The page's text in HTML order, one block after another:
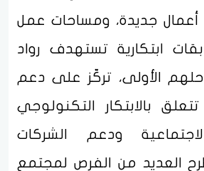
أعمال جديدة، ومساحات عمل
ابتكارية تستهدف رواد
الأولى، تركّز على دعم
بالابتكار التكنولوجي
ودعم الشركات
العديد من الفرص لمجتمع